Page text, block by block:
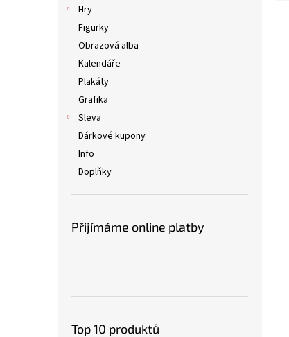
Hry
Figurky
Obrazová alba
Kalendáře
Plakáty
Grafika
Sleva
Dárkové kupony
Info
Doplňky
Přijímáme online platby
Top 10 produktů